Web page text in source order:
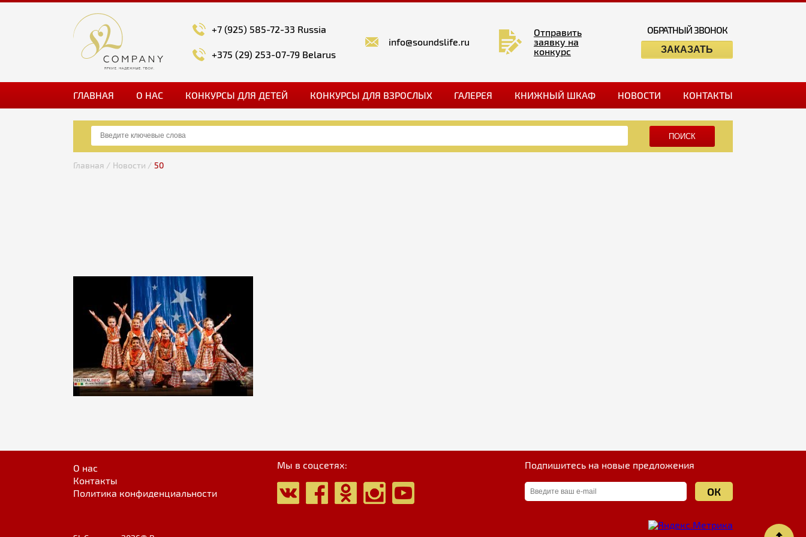
+7 (925) 585-72-33 Russia
+375 (29) 253-07-79 Belarus
info@soundslife.ru
Отправить
заявку на
конкурс
ОБРАТНЫЙ ЗВОНОК
ЗАКАЗАТЬ
ГЛАВНАЯ О НАС КОНКУРСЫ ДЛЯ ДЕТЕЙ КОНКУРСЫ ДЛЯ ВЗРОСЛЫХ ГАЛЕРЕЯ КНИЖНЫЙ ШКАФ НОВОСТИ КОНТАКТЫ
ПОИСК
Главная / Новости / 50
О нас
Контакты
Политика конфиденциальности
Мы в соцсетях: Подпишитесь на новые предложения